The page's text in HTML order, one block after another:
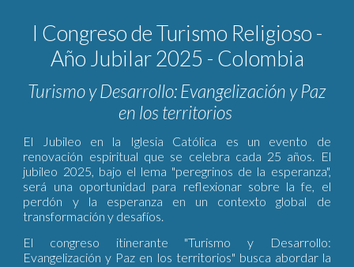
I Congreso de Turismo Religioso -
Año Jubilar 2025 - Colombia
Turismo y Desarrollo: Evangelización y Paz
en los territorios
El Jubileo en la Iglesia Católica es un evento de
renovación espiritual que se celebra cada 25 años. El
jubileo 2025, bajo el lema "peregrinos de la esperanza",
será una oportunidad para reflexionar sobre la fe, el
perdón y la esperanza en un contexto global de
transformación y desafíos.
El congreso itinerante "Turismo y Desarrollo:
Evangelización y Paz en los territorios" busca abordar la